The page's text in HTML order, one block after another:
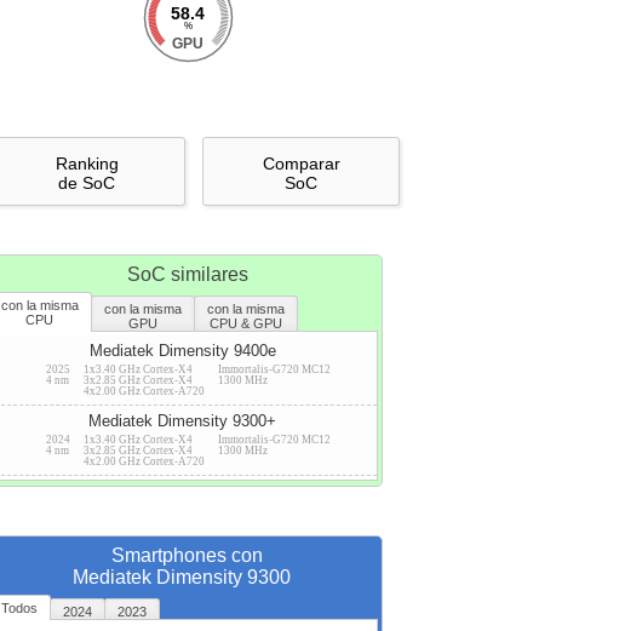
58.4
%
GPU
Ranking
de SoC
Comparar
SoC
SoC similares
con la misma
CPU
con la misma
GPU
con la misma
CPU & GPU
Mediatek Dimensity 9400e
2025
4 nm
1x3.40 GHz Cortex-X4
3x2.85 GHz Cortex-X4
4x2.00 GHz Cortex-A720
Immortalis-G720 MC12
1300 MHz
Mediatek Dimensity 9300+
2024
4 nm
1x3.40 GHz Cortex-X4
3x2.85 GHz Cortex-X4
4x2.00 GHz Cortex-A720
Immortalis-G720 MC12
1300 MHz
Smartphones con
Mediatek Dimensity 9300
Todos 2024 2023